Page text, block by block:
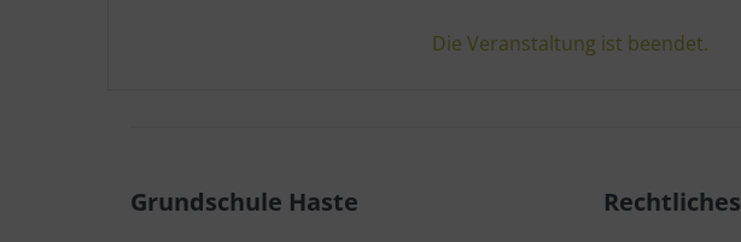
Die Veranstaltung ist beendet.
Grundschule Haste Rechtliches